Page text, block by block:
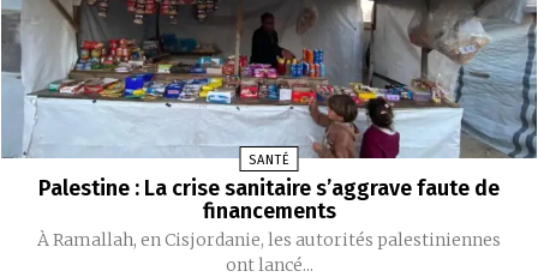
SANTÉ
Palestine : La crise sanitaire s’aggrave faute de
financements
À Ramallah, en Cisjordanie, les autorités palestiniennes
ont lancé...